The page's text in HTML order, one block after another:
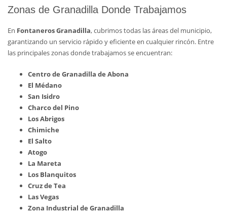
Zonas de Granadilla Donde Trabajamos
En Fontaneros Granadilla, cubrimos todas las áreas del municipio,
garantizando un servicio rápido y eficiente en cualquier rincón. Entre
las principales zonas donde trabajamos se encuentran:
Centro de Granadilla de Abona
El Médano
San Isidro
Charco del Pino
Los Abrigos
Chimiche
El Salto
Atogo
La Mareta
Los Blanquitos
Cruz de Tea
Las Vegas
Zona Industrial de Granadilla